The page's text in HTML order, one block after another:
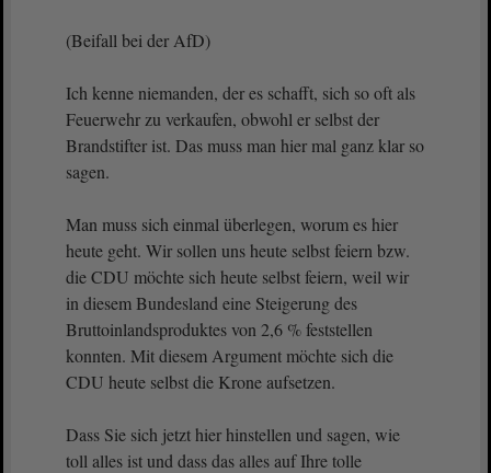
(Beifall bei der AfD)
Ich kenne niemanden, der es schafft, sich so oft als
Feuerwehr zu verkaufen, obwohl er selbst der
Brandstifter ist. Das muss man hier mal ganz klar so
sagen.
Man muss sich einmal überlegen, worum es hier
heute geht. Wir sollen uns heute selbst feiern bzw.
die CDU möchte sich heute selbst feiern, weil wir
in diesem Bundesland eine Steigerung des
Bruttoinlandsproduktes von 2,6 % feststellen
konnten. Mit diesem Argument möchte sich die
CDU heute selbst die Krone aufsetzen.
Dass Sie sich jetzt hier hinstellen und sagen, wie
toll alles ist und dass das alles auf Ihre tolle